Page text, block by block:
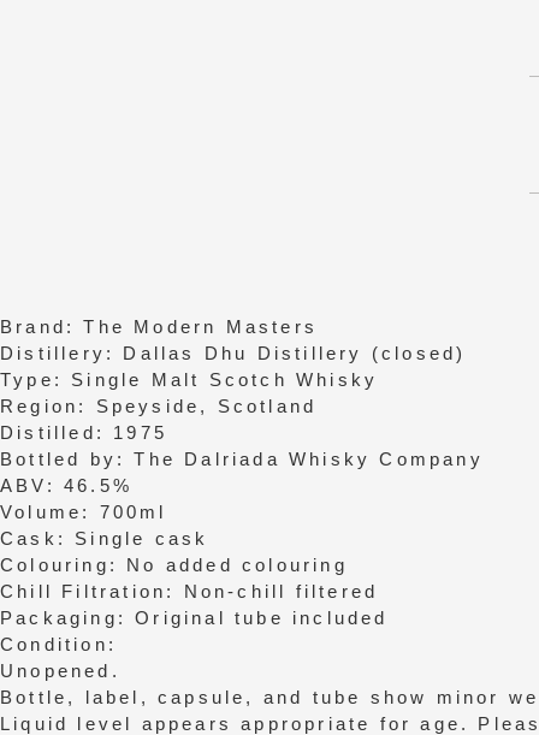
Brand: The Modern Masters
Distillery: Dallas Dhu Distillery (closed)
Type: Single Malt Scotch Whisky
Region: Speyside, Scotland
Distilled: 1975
Bottled by: The Dalriada Whisky Company
ABV: 46.5%
Volume: 700ml
Cask: Single cask
Colouring: No added colouring
Chill Filtration: Non-chill filtered
Packaging: Original tube included
Condition:
Unopened.
Bottle, label, capsule, and tube show minor
Liquid level appears appropriate for age.